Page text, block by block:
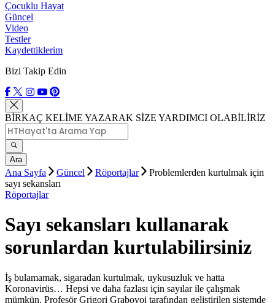
Çocuklu Hayat
Güncel
Video
Testler
Kaydettiklerim
Bizi Takip Edin
BİRKAÇ KELİME YAZARAK SİZE YARDIMCI OLABİLİRİZ
Ara
Ana Sayfa Güncel Röportajlar
Problemlerden kurtulmak için
sayı sekansları
Röportajlar
Sayı sekansları kullanarak
sorunlardan kurtulabilirsiniz
İş bulamamak, sigaradan kurtulmak, uykusuzluk ve hatta
Koronavirüs… Hepsi ve daha fazlası için sayılar ile çalışmak
mümkün. Profesör Grigori Grabovoi tarafından geliştirilen sistemde